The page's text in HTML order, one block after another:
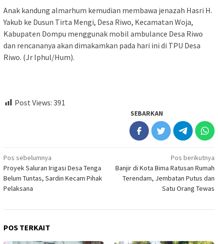
Anak kandung almarhum kemudian membawa jenazah Hasri H.
Yakub ke Dusun Tirta Mengi, Desa Riwo, Kecamatan Woja,
Kabupaten Dompu menggunak mobil ambulance Desa Riwo
dan rencananya akan dimakamkan pada hari ini di TPU Desa
Riwo. (Jr Iphul/Hum).
Post Views: 391
SEBARKAN
Navigasi
pos
Pos sebelumnya
Proyek Saluran Irigasi Desa Tenga
Belum Tuntas, Sardin Kecam Pihak
Pelaksana
Pos berikutnya
Banjir di Kota Bima Ratusan Rumah
Terendam, Jembatan Putus dan
Satu Orang Tewas
POS TERKAIT